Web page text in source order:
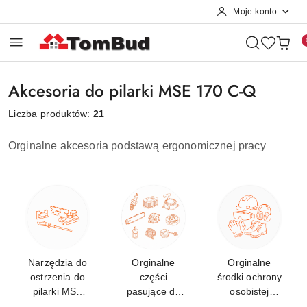
Moje konto
Akcesoria do pilarki MSE 170 C-Q
Liczba produktów:21
Orginalne akcesoria podstawą ergonomicznej pracy
Narzędzia do
ostrzenia do
pilarki MSE
Orginalne
części
pasujące do
Orginalne
środki ochrony
osobistej